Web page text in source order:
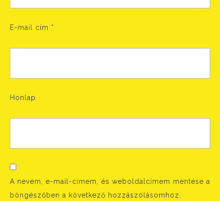
E-mail cím *
Honlap
A nevem, e-mail-címem, és weboldalcímem mentése a
böngészőben a következő hozzászólásomhoz.